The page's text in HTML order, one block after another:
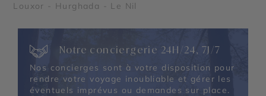
Louxor - Hurghada - Le Nil
Notre conciergerie 24H/24, 7J/7
Nos concierges sont à votre disposition pour
rendre votre voyage inoubliable et gérer les
éventuels imprévus ou demandes sur place.